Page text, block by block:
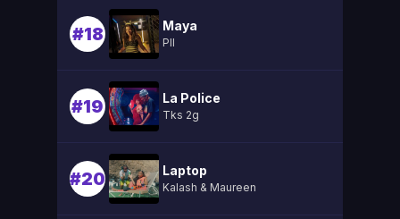
#18 Maya
Pll
#19 La Police
Tks 2g
#20 Laptop
Kalash & Maureen